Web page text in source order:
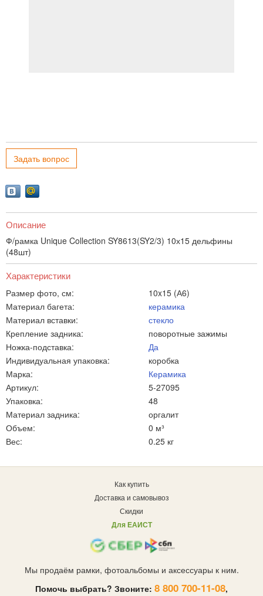
Задать вопрос
Описание
Ф/рамка Unique Collection SY8613(SY2/3) 10х15 дельфины
(48шт)
Характеристики
Размер фото, см:
10x15 (А6)
Материал багета:
керамика
Материал вставки:
стекло
Крепление задника:
поворотные зажимы
Ножка-подставка:
Да
Индивидуальная упаковка:
коробка
Марка:
Керамика
Артикул:
5-27095
Упаковка:
48
Материал задника:
оргалит
Объем:
0 м³
Вес:
0.25 кг
Как купить
Доставка и самовывоз
Скидки
Для ЕАИСТ
Мы продаём рамки, фотоальбомы и аксессуары к ним.
Помочь выбрать? Звоните: 8 800 700-11-08,